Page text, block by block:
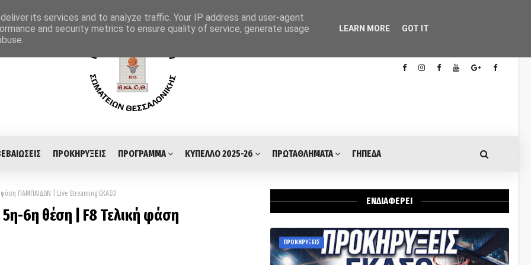
ΠΡΟΚΗΡΥΞΕΙΣ ΠΡΟΓΡΑΜΜΑ ΚΥΠΕΛΛΟ 2025-26 ΠΡΩΤΑΘΛΗΜΑΤΑ ΓΗΠΕΔΑ
φάση ΠΑΜΠΑΙΔΩΝ | Live Streaming ΕΚΑΣΘ
6η θέση | F8 Τελική φάση
ΕΝΔΙΑΦΕΡΕΙ
ΠΡΟΚΗΡΥΞΕΙΣ
its services and to analyze traffic. Your IP address and user-agent
and security metrics to ensure quality of service, generate usage
LEARN MORE GOT IT